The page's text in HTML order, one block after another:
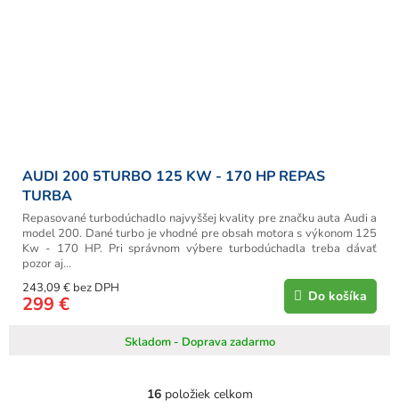
AUDI 200 5TURBO 125 KW - 170 HP REPAS
TURBA
Skladom - Doprava zadarmo
243,09 € bez DPH
299 € Do košíka
Repasované turbodúchadlo najvyššej kvality pre značku auta Audi a
model 200. Dané turbo je vhodné pre obsah motora s výkonom 125
Kw - 170 HP. Pri správnom výbere turbodúchadla treba dávať
pozor aj...
O
16položiek celkom